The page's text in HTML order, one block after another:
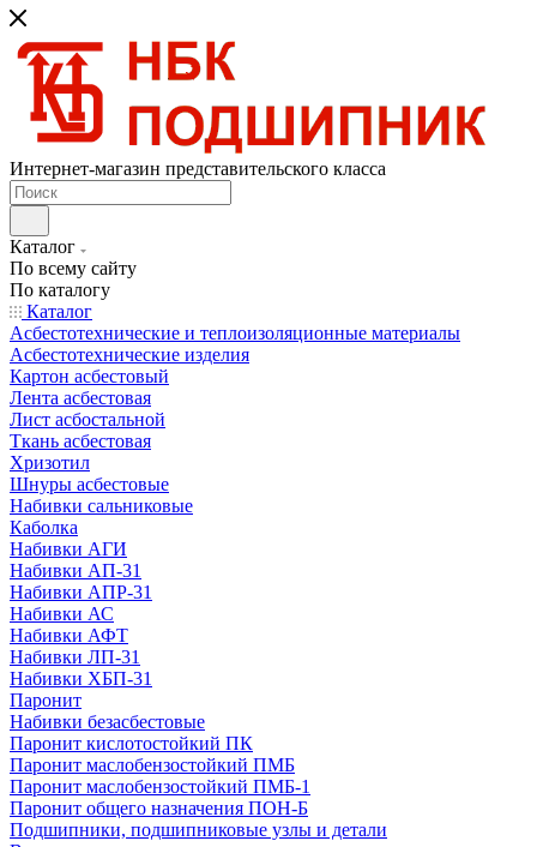
Интернет-магазин представительского класса
Каталог
По всему сайту
По каталогу
Каталог
Асбестотехнические и теплоизоляционные материалы
Асбестотехнические изделия
Картон асбестовый
Лента асбестовая
Лист асбостальной
Ткань асбестовая
Хризотил
Шнуры асбестовые
Набивки сальниковые
Каболка
Набивки АГИ
Набивки АП-31
Набивки АПР-31
Набивки АС
Набивки АФТ
Набивки ЛП-31
Набивки ХБП-31
Паронит
Набивки безасбестовые
Паронит кислотостойкий ПК
Паронит маслобензостойкий ПМБ
Паронит маслобензостойкий ПМБ-1
Паронит общего назначения ПОН-Б
Подшипники, подшипниковые узлы и детали